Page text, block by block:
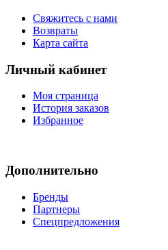
Свяжитесь с нами
Возвраты
Карта сайта
Личный кабинет
Моя страница
История заказов
Избранное
Дополнительно
Бренды
Партнеры
Спецпредложения